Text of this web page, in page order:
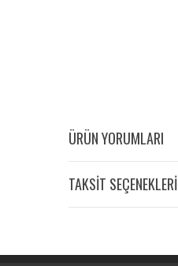
ÜRÜN YORUMLARI
TAKSİT SEÇENEKLERİ